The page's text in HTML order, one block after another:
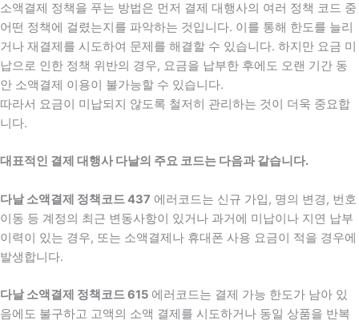
소액결제 정책을 푸는 방법은 먼저 결제 대행사의 여러 정책 코드 중
어떤 정책에 걸렸는지를 파악하는 것입니다. 이를 통해 한도를 늘리
거나 재결제를 시도하여 문제를 해결할 수 있습니다. 하지만 요금 미
납으로 인한 정책 위반의 경우, 요금을 납부한 후에도 오랜 기간 동
안 소액결제 이용이 불가능할 수 있습니다.
따라서 요금이 미납되지 않도록 철저히 관리하는 것이 더욱 중요합
니다.
대표적인 결제 대행사 다날의 주요 코드는 다음과 같습니다.
다날 소액결제 정책코드 437 에러코드는 신규 가입, 명의 변경, 번호
이동 등 계정의 최근 변동사항이 있거나 과거에 미납이나 지연 납부
이력이 있는 경우, 또는 소액결제나 휴대폰 사용 요금이 적을 경우에
발생합니다.
다날 소액결제 정책코드 615 에러코드는 결제 가능 한도가 남아 있
음에도 불구하고 고액의 소액 결제를 시도하거나 동일 상품을 반복